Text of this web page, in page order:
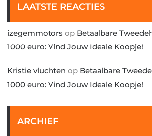
LAATSTE REACTIES
izegemmotors op Betaalbare
1000 euro: Vind Jouw Ideale Koopje!
Kristie vluchten op Betaalbare
1000 euro: Vind Jouw Ideale Koopje!
ARCHIEF